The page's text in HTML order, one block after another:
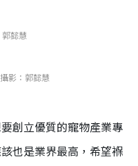
懿慧
影：郭懿慧
創立優質的寵物產業專
也是業界最高，希望褓